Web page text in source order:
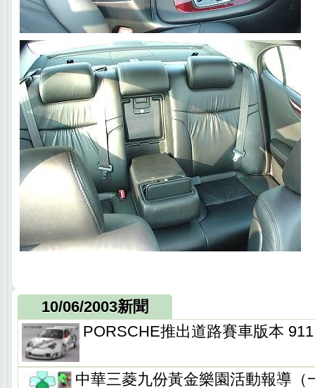
10/06/2003新聞
PORSCHE推出道路賽車版本
中華三菱九份黃金樂園活動報導（